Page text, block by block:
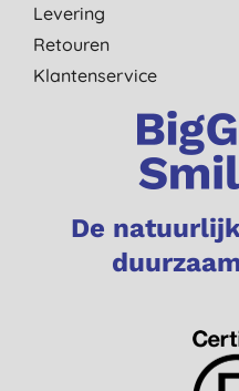
Levering
Retouren
Klantenservice
De